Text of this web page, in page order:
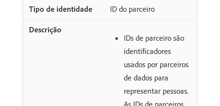
ID do parceiro
IDs de parceiro são
identificadores
usados por parceiros
de dados para
representar pessoas.
As IDs de parceiros